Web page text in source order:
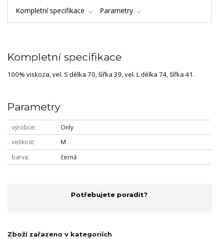
Kompletní specifikace Parametry
Kompletní specifikace
100% viskoza, vel. S délka 70, šířka 39, vel. L délka 74, šířka 41.
Parametry
výrobce
Only
velikost
M
barva
černá
Potřebujete poradit?
Zboží zařazeno v kategoriích